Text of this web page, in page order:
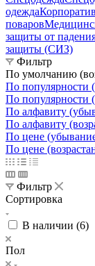
одежда
поваров
защиты от
защиты (СИЗ)
Фильтр
По умолчанию
По популярности
По популярности
По алфавиту
По алфавиту
По цене
По цене
Фильтр
Сортировка
В наличии (6)
Пол